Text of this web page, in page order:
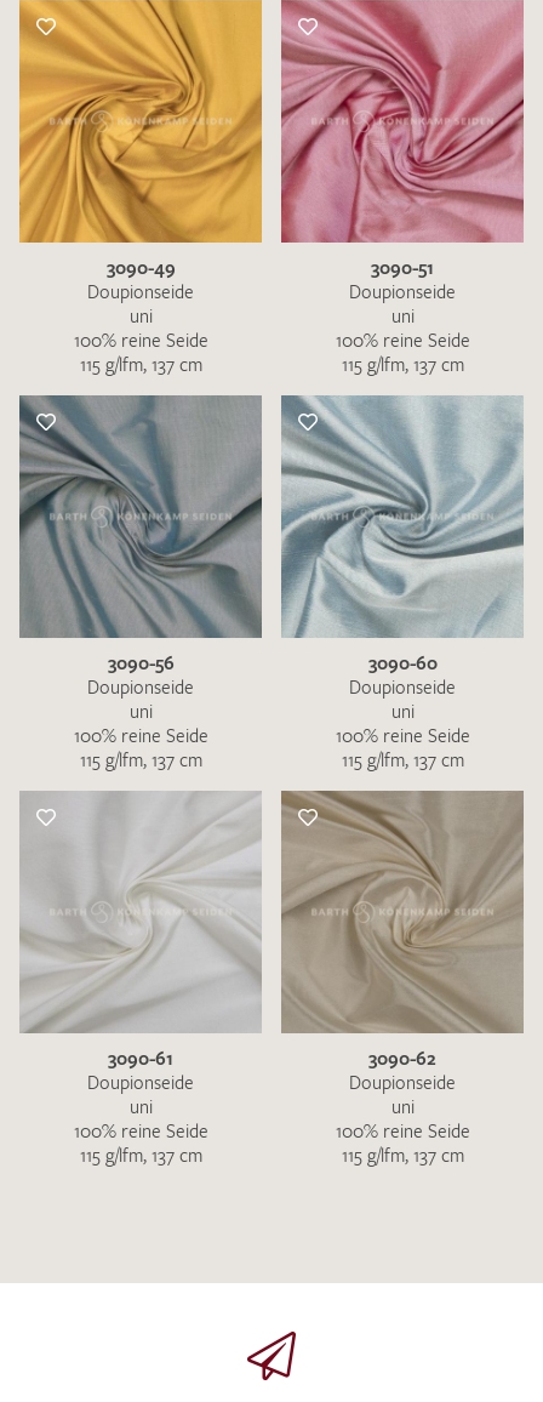
3090-49
Doupionseide
uni
100% reine Seide
115 g/lfm, 137 cm
3090-51
Doupionseide
uni
100% reine Seide
115 g/lfm, 137 cm
3090-56
Doupionseide
uni
100% reine Seide
115 g/lfm, 137 cm
3090-60
Doupionseide
uni
100% reine Seide
115 g/lfm, 137 cm
3090-61
Doupionseide
uni
100% reine Seide
115 g/lfm, 137 cm
3090-62
Doupionseide
uni
100% reine Seide
115 g/lfm, 137 cm